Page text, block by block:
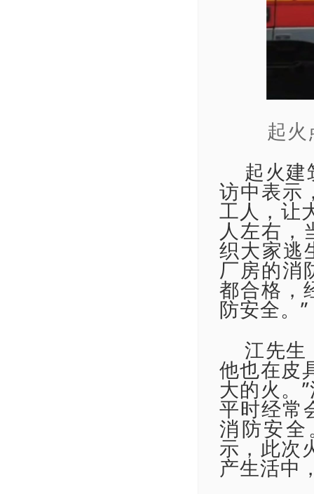
起
起火
访中表示
工人，让
人左右，
织大家逃
厂房的消
都合格，
防安全。”
江先生
他也在皮
大的火。
平时经常
消防安
示，此次
产生活中